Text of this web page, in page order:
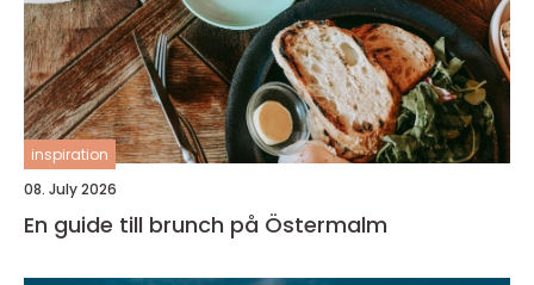
inspiration
08. July 2026
En guide till brunch på Östermalm